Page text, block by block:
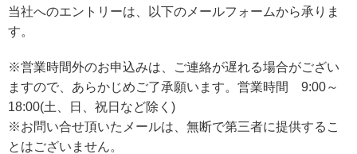
当社へのエントリーは、以下のメールフォームから承りま
す。
※営業時間外のお申込みは、ご連絡が遅れる場合がござい
ますので、あらかじめご了承願います。営業時間 9:00～
18:00(土、日、祝日など除く)
※お問い合せ頂いたメールは、無断で第三者に提供するこ
とはございません。